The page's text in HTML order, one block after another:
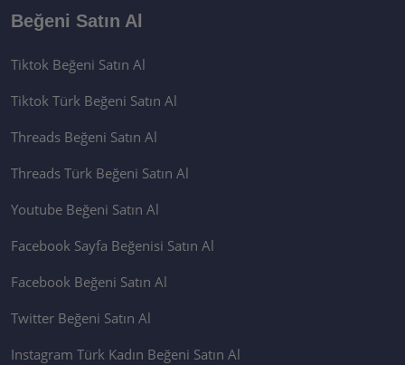
Beğeni Satın Al
Tiktok Beğeni Satın Al
Tiktok Türk Beğeni Satın Al
Threads Beğeni Satın Al
Threads Türk Beğeni Satın Al
Youtube Beğeni Satın Al
Facebook Sayfa Beğenisi Satın Al
Facebook Beğeni Satın Al
Twitter Beğeni Satın Al
Instagram Türk Kadın Beğeni Satın Al